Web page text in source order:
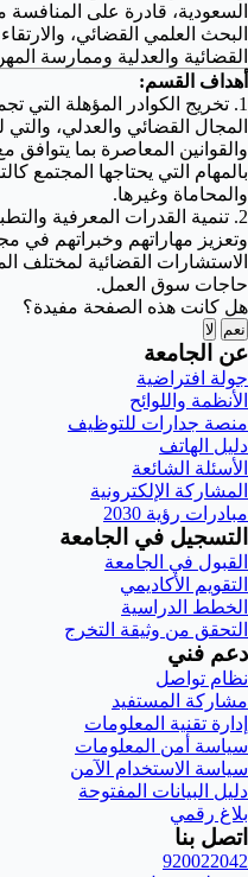
السعودية، قادرة على المنافسة
البحث العلمي القضائي،
القضائية والعدلية وممارسة
أهداف القسم:
1. تخريج الكوادر المؤهلة التي
المجال القضائي والعدلي،
والقوانين المعاصرة بما يتوافق
بالمهام التي يحتاجها المجتمع
والمحاماة وغيرها.
2. تنمية القدرات المعرفية
وتعزيز مهاراتهم وخبراتهم في
الاستشارات القضائية لمختلف
حاجات سوق العمل.
هل كانت هذه الصفحة مفيدة؟
نعم لا
عن الجامعة
جولة افتراضية
الأنظمة واللوائح
منصة جدارات للتوظيف
دليل الهاتف
الأسئلة الشائعة
المشاركة الإلكترونية
مبادرات رؤية 2030
التسجيل في الجامعة
القبول في الجامعة
التقويم الأكاديمي
الخطط الدراسية
التحقق من وثيقة التخرج
دعم فني
نظام تواصل
مشاركة المستفيد
إدارة تقنية المعلومات
سياسة أمن المعلومات
سياسة الاستخدام الآمن
دليل البيانات المفتوحة
بلاغ رقمي
اتصل بنا
920022042